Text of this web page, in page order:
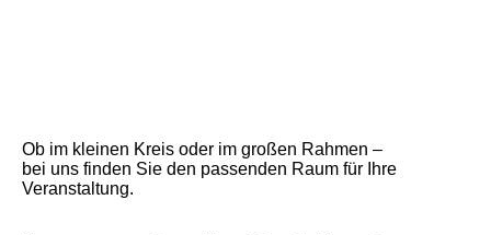
Ob im kleinen Kreis oder im großen Rahmen –
bei uns finden Sie den passenden Raum für Ihre
Veranstaltung.